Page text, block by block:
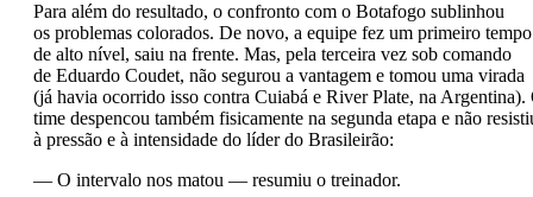
Para além do resultado, o confronto com o Botafogo sublinhou
os problemas colorados. De novo, a equipe fez um primeiro tempo
de alto nível, saiu na frente. Mas, pela terceira vez sob comando
de Eduardo Coudet, não segurou a vantagem e tomou uma virada
(já havia ocorrido isso contra Cuiabá e River Plate, na Argentina).
time despencou também fisicamente na segunda etapa e não
à pressão e à intensidade do líder do Brasileirão:
— O intervalo nos matou — resumiu o treinador.